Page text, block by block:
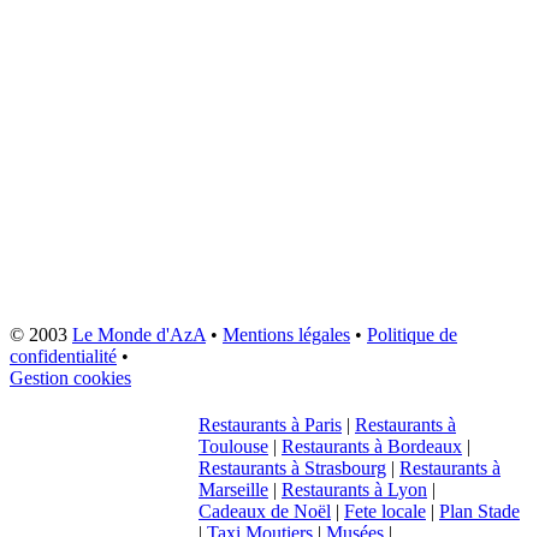
© 2003 Le Monde d'AzA• Mentions légales • Politique de
confidentialité •
Gestion cookies
Restaurants à Paris | Restaurants à
Toulouse | Restaurants à Bordeaux |
Restaurants à Strasbourg | Restaurants à
Marseille | Restaurants à Lyon |
Cadeaux de Noël | Fete locale | Plan Stade